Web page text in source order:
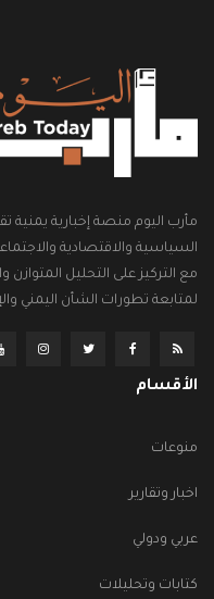
مأرب اليوم منصة إخبارية يمنية
السياسية والاقتصادية
مع التركيز على التحليل
لمتابعة تطورات الشأن اليمني
الأقسام
منوعات
اخبار وتقارير
عربي ودولي
كتابات وتحليلات